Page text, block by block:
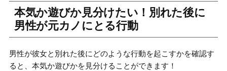
本気か遊びか見分けたい！別れた後に
男性が元カノにとる行動
男性が彼女と別れた後にどのような行動を起こすかを確認す
ると、本気か遊びかを見分けることができます！